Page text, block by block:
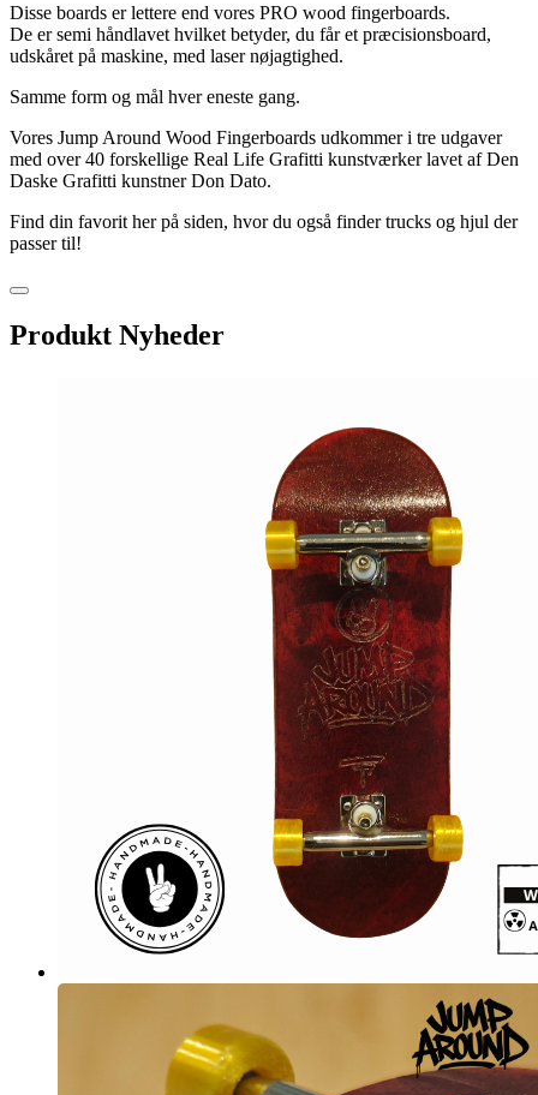
Disse boards er lettere end vores PRO wood fingerboards.
De er semi håndlavet hvilket betyder, du får et præcisionsboard,
udskåret på maskine, med laser nøjagtighed.
Samme form og mål hver eneste gang.
Vores Jump Around Wood Fingerboards udkommer i tre udgaver
med over 40 forskellige Real Life Grafitti kunstværker lavet af Den
Daske Grafitti kunstner Don Dato.
Find din favorit her på siden, hvor du også finder trucks og hjul der
passer til!
Produkt Nyheder